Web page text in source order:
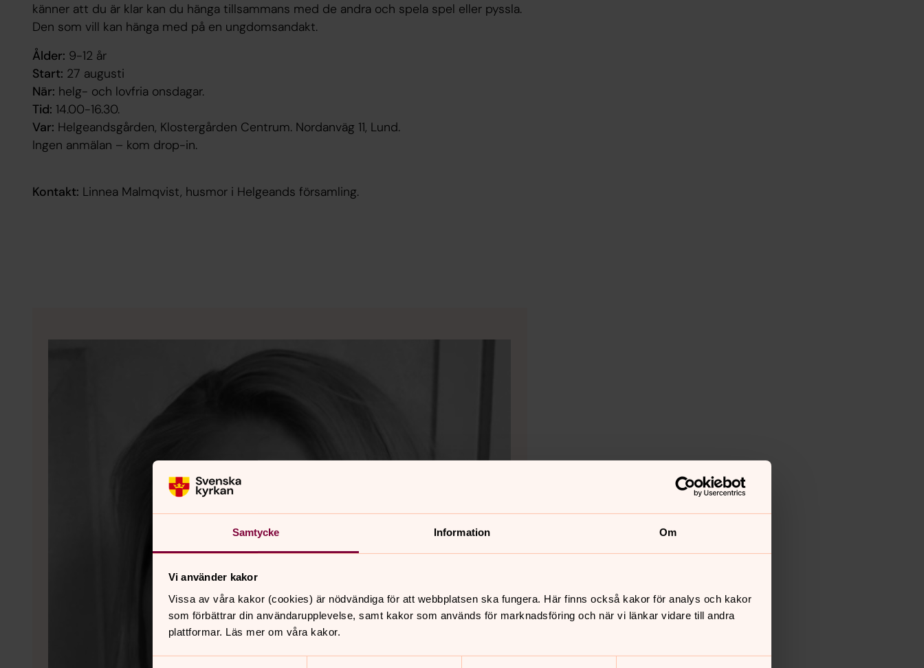
Samtycke Information Om
Vi använder kakor
Vissa av våra kakor (cookies) är nödvändiga för att webbplatsen ska fungera. Här finns också kakor för analys och kakor
som förbättrar din användarupplevelse, samt kakor som används för marknadsföring och när vi länkar vidare till andra
plattformar. Läs mer om våra kakor.
känner att du är klar kan du hänga tillsammans med de andra och spela spel eller pyssla.
Den som vill kan hänga med på en ungdomsandakt.
Ålder: 9-12 år
Start: 27 augusti
När: helg- och lovfria onsdagar.
Tid: 14.00-16.30.
Var: Helgeandsgården, Klostergården Centrum. Nordanväg 11, Lund.
Ingen anmälan – kom drop-in.
Kontakt: Linnea Malmqvist, husmor i Helgeands församling.